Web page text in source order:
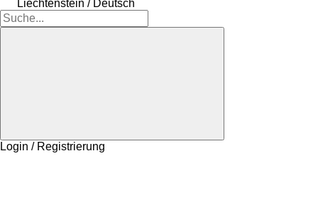
Liechtenstein / Deutsch
Login / Registrierung